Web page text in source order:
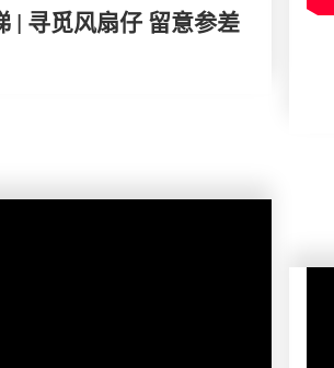
| 寻觅风扇仔 留意参差